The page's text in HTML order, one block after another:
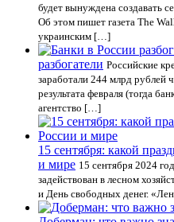
будет вынуждена создавать
Об этом пишет газета The
украинским […]
разбогатели Российские
заработали 244 млрд
результата февраля (тогда
агентство […]
15 сентября: какой
и мире 15 сентября 2024
задействован в лесном
и День свободных денег.